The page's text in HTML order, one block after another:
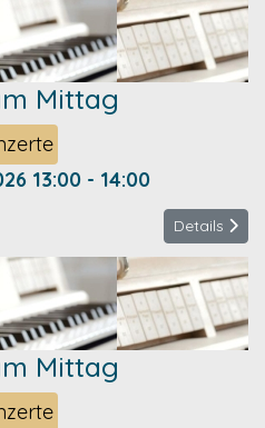
Mittag
13:00 - 14:00
Details
Mittag